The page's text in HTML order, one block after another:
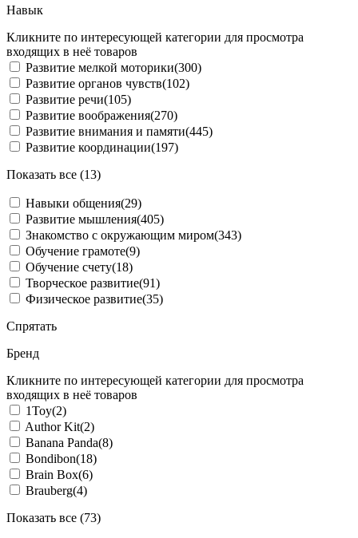
Навык
Кликните по интересующей категории для просмотра
входящих в неё товаров
Развитие мелкой моторики(300)
Развитие органов чувств(102)
Развитие речи(105)
Развитие воображения(270)
Развитие внимания и памяти(445)
Развитие координации(197)
Показать все (13)
Навыки общения(29)
Развитие мышления(405)
Знакомство с окружающим миром(343)
Обучение грамоте(9)
Обучение счету(18)
Творческое развитие(91)
Физическое развитие(35)
Спрятать
Бренд
Кликните по интересующей категории для просмотра
входящих в неё товаров
1Toy(2)
Author Kit(2)
Banana Panda(8)
Bondibon(18)
Brain Box(6)
Brauberg(4)
Показать все (73)